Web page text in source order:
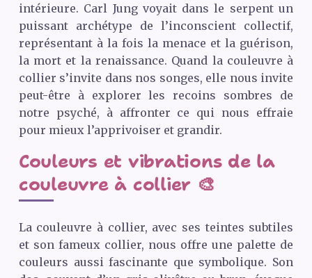
intérieure. Carl Jung voyait dans le serpent un
puissant archétype de l’inconscient collectif,
représentant à la fois la menace et la guérison,
la mort et la renaissance. Quand la couleuvre à
collier s’invite dans nos songes, elle nous invite
peut-être à explorer les recoins sombres de
notre psyché, à affronter ce qui nous effraie
pour mieux l’apprivoiser et grandir.
Couleurs et vibrations de la
couleuvre à collier 🎨
La couleuvre à collier, avec ses teintes subtiles
et son fameux collier, nous offre une palette de
couleurs aussi fascinante que symbolique. Son